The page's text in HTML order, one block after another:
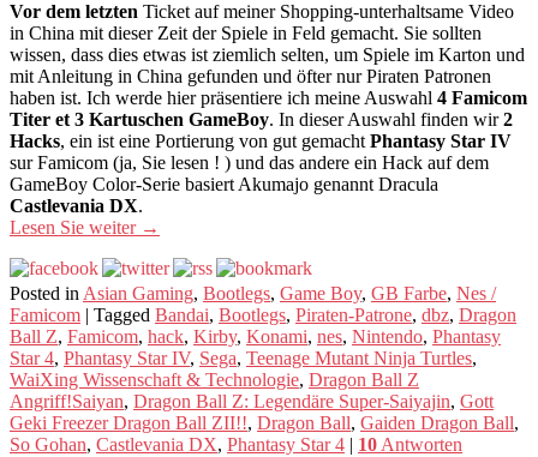
Vor dem letzten Ticket auf meiner Shopping-unterhaltsame Video
in China mit dieser Zeit der Spiele in Feld gemacht. Sie sollten
wissen, dass dies etwas ist ziemlich selten, um Spiele im Karton und
mit Anleitung in China gefunden und öfter nur Piraten Patronen
haben ist. Ich werde hier präsentiere ich meine Auswahl 4 Famicom
Titer et 3 Kartuschen GameBoy. In dieser Auswahl finden wir2
Hacks, ein ist eine Portierung von gut gemachtPhantasy Star IV
sur Famicom (ja, Sie lesen ! ) und das andere ein Hack auf dem
GameBoy Color-Serie basiert Akumajo genannt Dracula
Castlevania DX.
Lesen Sie weiter →
Posted inAsian Gaming, Bootlegs, Game Boy, GB Farbe, Nes /
Famicom | Tagged Bandai, Bootlegs, Piraten-Patrone, dbz, Dragon
Ball Z, Famicom, hack, Kirby, Konami, nes, Nintendo, Phantasy
Star 4, Phantasy Star IV, Sega, Teenage Mutant Ninja Turtles,
WaiXing Wissenschaft & Technologie, Dragon Ball Z
Angriff!Saiyan, Dragon Ball Z: Legendäre Super-Saiyajin, Gott
Geki Freezer Dragon Ball ZII!!, Dragon Ball, Gaiden Dragon Ball,
So Gohan, Castlevania DX, Phantasy Star 4 | 10Antworten